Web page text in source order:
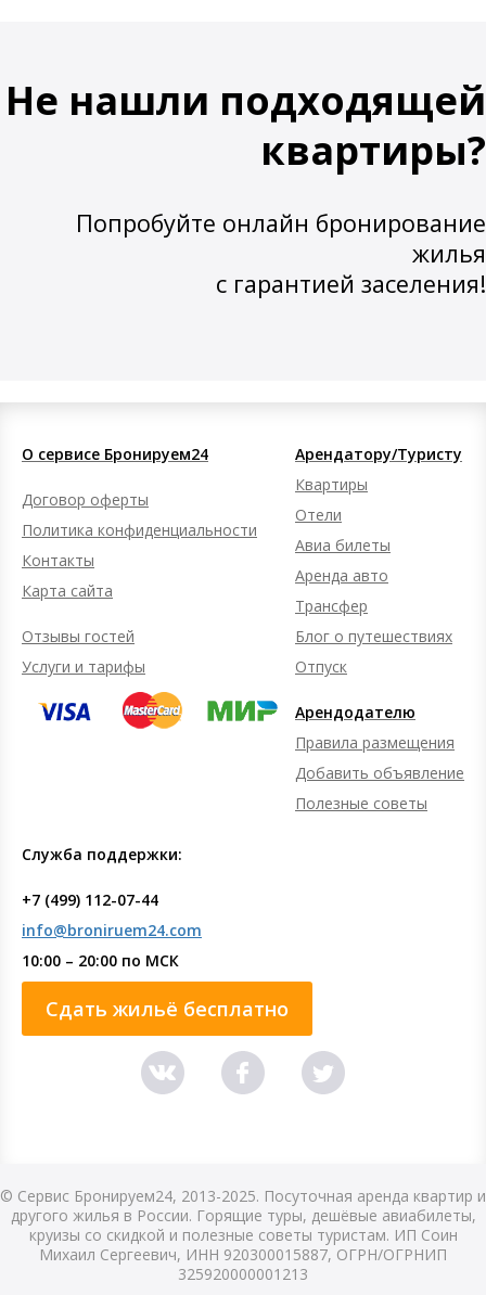
Не нашли подходящей
квартиры?
Попробуйте онлайн бронирование
жилья
с гарантией заселения!
О сервисе Бронируем24
Договор оферты
Политика конфиденциальности
Контакты
Карта сайта
Отзывы гостей
Услуги и тарифы
Арендатору/Туристу
Квартиры
Отели
Авиа билеты
Аренда авто
Трансфер
Блог о путешествиях
Отпуск
Арендодателю
Правила размещения
Добавить объявление
Полезные советы
Служба поддержки:
+7 (499) 112-07-44
info@broniruem24.com
10:00 – 20:00 по МСК
Сдать жильё бесплатно
© Сервис Бронируем24, 2013-2025. Посуточная аренда квартир и
другого жилья в России. Горящие туры, дешёвые авиабилеты,
круизы со скидкой и полезные советы туристам. ИП Соин
Михаил Сергеевич, ИНН 920300015887, ОГРН/ОГРНИП
325920000001213